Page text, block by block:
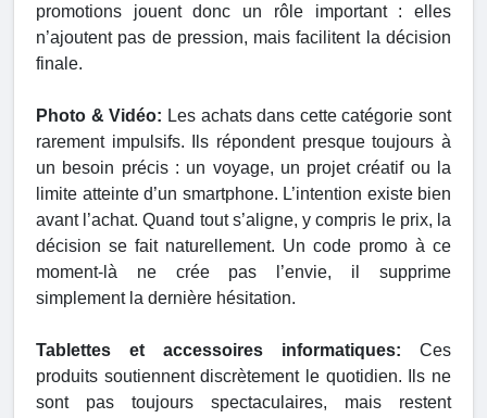
promotions jouent donc un rôle important : elles
n’ajoutent pas de pression, mais facilitent la décision
finale.
Photo & Vidéo: Les achats dans cette catégorie sont
rarement impulsifs. Ils répondent presque toujours à
un besoin précis : un voyage, un projet créatif ou la
limite atteinte d’un smartphone. L’intention existe bien
avant l’achat. Quand tout s’aligne, y compris le prix, la
décision se fait naturellement. Un code promo à ce
moment-là ne crée pas l’envie, il supprime
simplement la dernière hésitation.
Tablettes et accessoires informatiques: Ces
produits soutiennent discrètement le quotidien. Ils ne
sont pas toujours spectaculaires, mais restent